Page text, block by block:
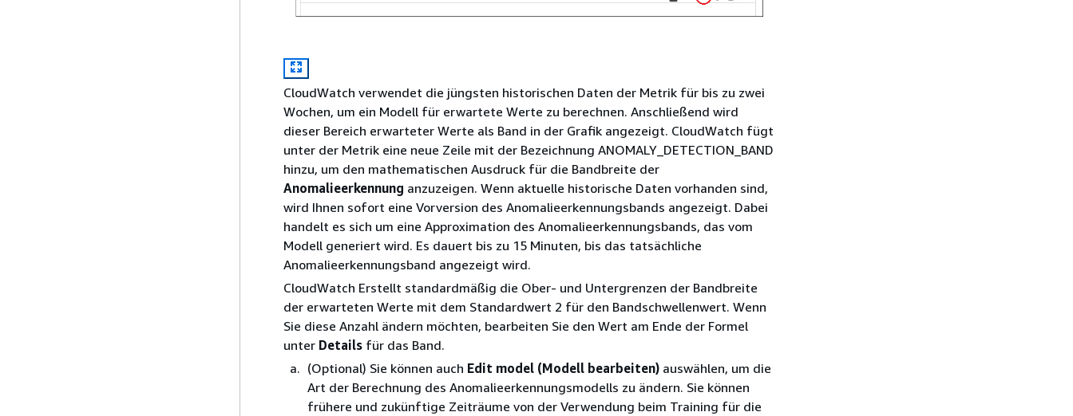
CloudWatch verwendet die jüngsten historischen Daten der Metrik für bis zu zwei
Wochen, um ein Modell für erwartete Werte zu berechnen. Anschließend wird
dieser Bereich erwarteter Werte als Band in der Grafik angezeigt. CloudWatch fügt
unter der Metrik eine neue Zeile mit der Bezeichnung ANOMALY_DETECTION_BAND
hinzu, um den mathematischen Ausdruck für die Bandbreite der
Anomalieerkennung anzuzeigen. Wenn aktuelle historische Daten vorhanden sind,
wird Ihnen sofort eine Vorversion des Anomalieerkennungsbands angezeigt. Dabei
handelt es sich um eine Approximation des Anomalieerkennungsbands, das vom
Modell generiert wird. Es dauert bis zu 15 Minuten, bis das tatsächliche
Anomalieerkennungsband angezeigt wird.
CloudWatch Erstellt standardmäßig die Ober- und Untergrenzen der Bandbreite
der erwarteten Werte mit dem Standardwert 2 für den Bandschwellenwert. Wenn
Sie diese Anzahl ändern möchten, bearbeiten Sie den Wert am Ende der Formel
unter Details für das Band.
(Optional) Sie können auch Edit model (Modell bearbeiten) auswählen, um die
Art der Berechnung des Anomalieerkennungsmodells zu ändern. Sie können
frühere und zukünftige Zeiträume von der Verwendung beim Training für die